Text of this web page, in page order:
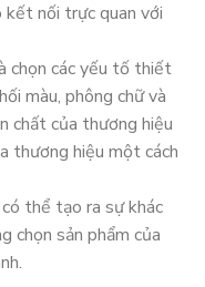
nối trực quan với
chọn các yếu tố thiết
màu, phông chữ và
chất của thương hiệu
thương hiệu một cách
thể tạo ra sự khác
chọn sản phẩm của